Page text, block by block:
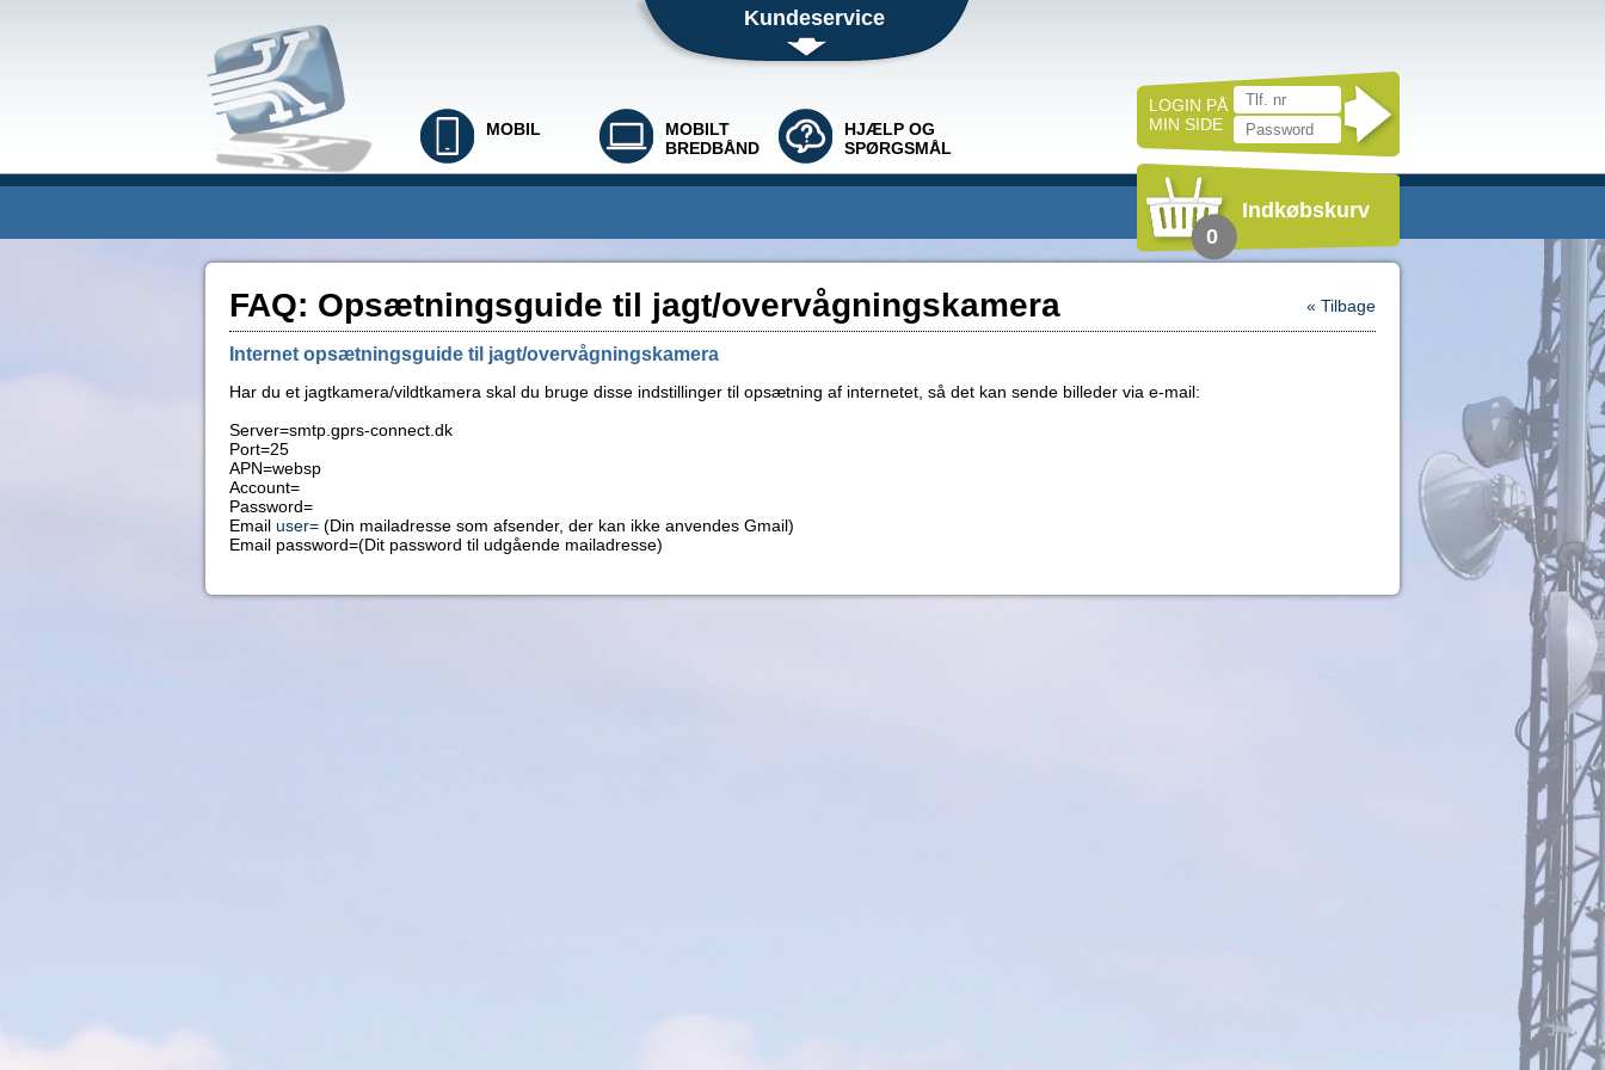
Kundeservice
MOBIL
MOBILT
BREDBÅND
HJÆLP OG
SPØRGSMÅL
LOGIN PÅ
MIN SIDE
0
Indkøbskurv
FAQ: Opsætningsguide til jagt/overvågningskamera « Tilbage
Internet opsætningsguide til jagt/overvågningskamera
Har du et jagtkamera/vildtkamera skal du bruge disse indstillinger til opsætning af internetet, så det kan sende billeder via e-mail:
Server=smtp.gprs-connect.dk
Port=25
APN=websp
Account=
Password=
Email user= (Din mailadresse som afsender, der kan ikke anvendes Gmail)
Email password=(Dit password til udgående mailadresse)